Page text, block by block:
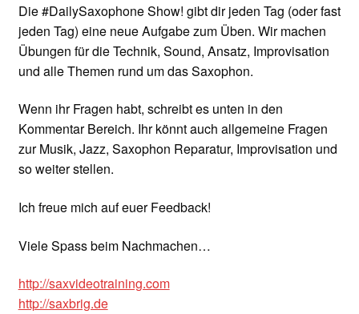
Die #DailySaxophone Show! gibt dir jeden Tag (oder fast
jeden Tag) eine neue Aufgabe zum Üben. Wir machen
Übungen für die Technik, Sound, Ansatz, Improvisation
und alle Themen rund um das Saxophon.
Wenn ihr Fragen habt, schreibt es unten in den
Kommentar Bereich. Ihr könnt auch allgemeine Fragen
zur Musik, Jazz, Saxophon Reparatur, Improvisation und
so weiter stellen.
Ich freue mich auf euer Feedback!
Viele Spass beim Nachmachen…
http://saxvideotraining.com
http://saxbrig.de